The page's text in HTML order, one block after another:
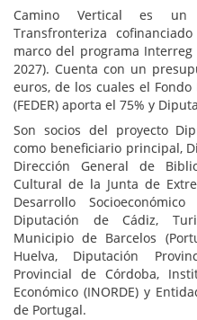
Camino Vertical es un
Transfronteriza
marco del programa Interreg
2027). Cuenta con un
euros, de los cuales el
(FEDER) aporta el 75% y
Son socios del proyecto
como beneficiario principal,
Dirección General de
Cultural de la Junta de
Desarrollo
Diputación de Cádiz,
Municipio de Barcelos
Huelva, Diputación
Provincial de Córdoba,
Económico (INORDE) y
de Portugal.